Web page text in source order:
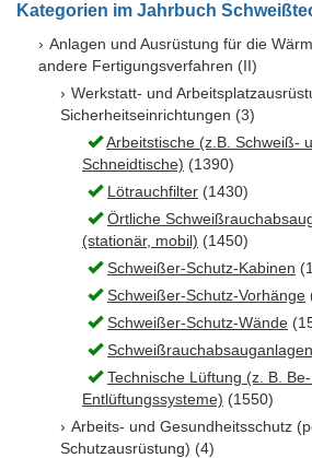
Kategorien im Jahrbuch
Anlagen und Ausrüstung für die
andere Fertigungsverfahren (II)
Werkstatt- und
Sicherheitseinrichtungen (3)
Arbeitstische (z.B. Schweiß-
Schneidtische) (1390)
Lötrauchfilter (1430)
Örtliche
(stationär, mobil) (1450)
Schweißer-Schutz-Kabinen
Schweißer-Schutz-Vorhänge
Schweißer-Schutz-Wände
Technische Lüftung (z. B.
Entlüftungssysteme) (1550)
Arbeits- und Gesundheitsschutz
Schutzausrüstung) (4)